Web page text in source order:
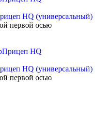
HQ (универсальный)
первой осью
HQ (универсальный)
первой осью